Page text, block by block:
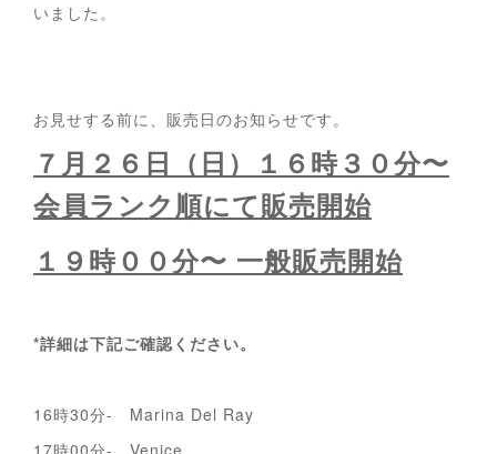
いました。
お見せする前に、販売日のお知らせです。
７月２６日（日）１６時３０分〜
会員ランク順にて販売開始
１９時００分〜 一般販売開始
*詳細は下記ご確認ください。
16時30分- Marina Del Ray
17時00分- Venice